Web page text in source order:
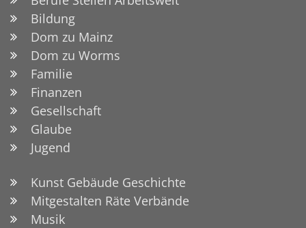
Bildung
Dom zu Mainz
Dom zu Worms
Familie
Finanzen
Gesellschaft
Glaube
Jugend
Kunst Gebäude Geschichte
Mitgestalten Räte Verbände
Musik